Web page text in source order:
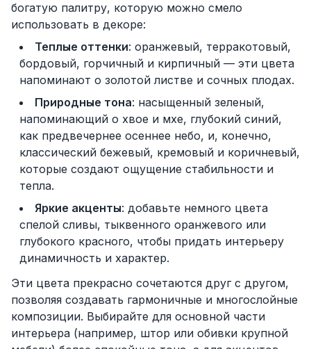
богатую палитру, которую можно смело
использовать в декоре:
Теплые оттенки: оранжевый, терракотовый,
бордовый, горчичный и кирпичный — эти цвета
напоминают о золотой листве и сочных плодах.
Природные тона: насыщенный зеленый,
напоминающий о хвое и мхе, глубокий синий,
как предвечернее осеннее небо, и, конечно,
классический бежевый, кремовый и коричневый,
которые создают ощущение стабильности и
тепла.
Яркие акценты: добавьте немного цвета
спелой сливы, тыквенного оранжевого или
глубокого красного, чтобы придать интерьеру
динамичность и характер.
Эти цвета прекрасно сочетаются друг с другом,
позволяя создавать гармоничные и многослойные
композиции. Выбирайте для основной части
интерьера (например, штор или обивки крупной